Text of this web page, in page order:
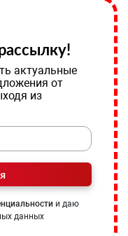
актуальные
от
из
и даю
данных